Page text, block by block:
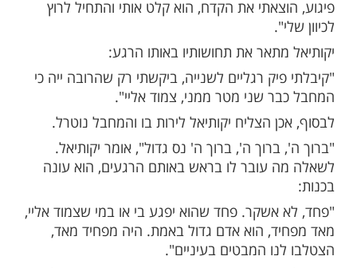
במחבל.
בן אדם בריון, הר אדם, יוצא החוצה ומתחיל
מספר.
שזה ריב של תאונת דרכים, אנשים
יקותיאל כי מדובר בפיגוע:
רץ לדקור מישהו אחר. הבנתי שזה
את הקדח, הוא קלט אותי והתחיל לרוץ